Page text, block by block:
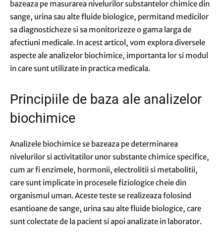
bazeaza pe masurarea nivelurilor substantelor chimice din
sange, urina sau alte fluide biologice, permitand medicilor
sa diagnosticheze si sa monitorizeze o gama larga de
afectiuni medicale. In acest articol, vom explora diversele
aspecte ale analizelor biochimice, importanta lor si modul
in care sunt utilizate in practica medicala.
Principiile de baza ale analizelor
biochimice
Analizele biochimice se bazeaza pe determinarea
nivelurilor si activitatilor unor substante chimice specifice,
cum ar fi enzimele, hormonii, electrolitii si metabolitii,
care sunt implicate in procesele fiziologice cheie din
organismul uman. Aceste teste se realizeaza folosind
esantioane de sange, urina sau alte fluide biologice, care
sunt colectate de la pacient si apoi analizate in laborator.